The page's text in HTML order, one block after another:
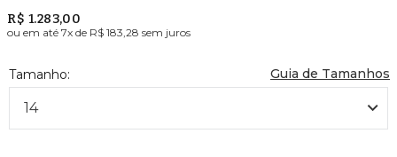
R$ 1.283,00
ou em até 7x de R$ 183,28 sem juros
Guia de Tamanhos
14